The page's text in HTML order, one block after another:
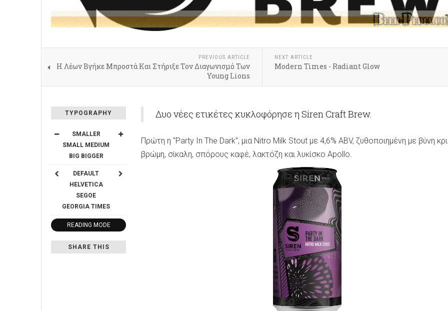
PREVIOUS ARTICLE
Η Λέων Βγήκε Μπροστά Και Στήριξε Τον Διαγωνισμό Των
Young Lions
NEXT ARTICLE
Modern Times - Radiant Glow
TYPOGRAPHY
SMALLER
SMALL MEDIUM
BIG BIGGER
DEFAULT
HELVETICA
SEGOE
GEORGIA TIMES
READING MODE
SHARE THIS
Δυο νέες ετικέτες κυκλοφόρησε η Siren Craft Brew.
Πρώτη η "Party In The Dark", μια Nitro Milk Stout με 4,6% ABV, ζυθοποιημένη με βύνη
βρώμη, σίκαλη, σπόρους καφέ, λακτόζη και λυκίσκο Apollo.